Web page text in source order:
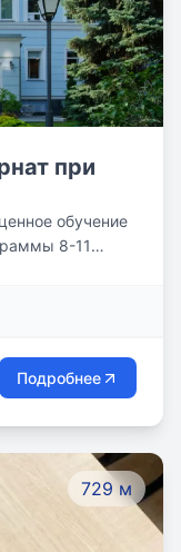
при
обучение
8-11
Подробнее
729 м